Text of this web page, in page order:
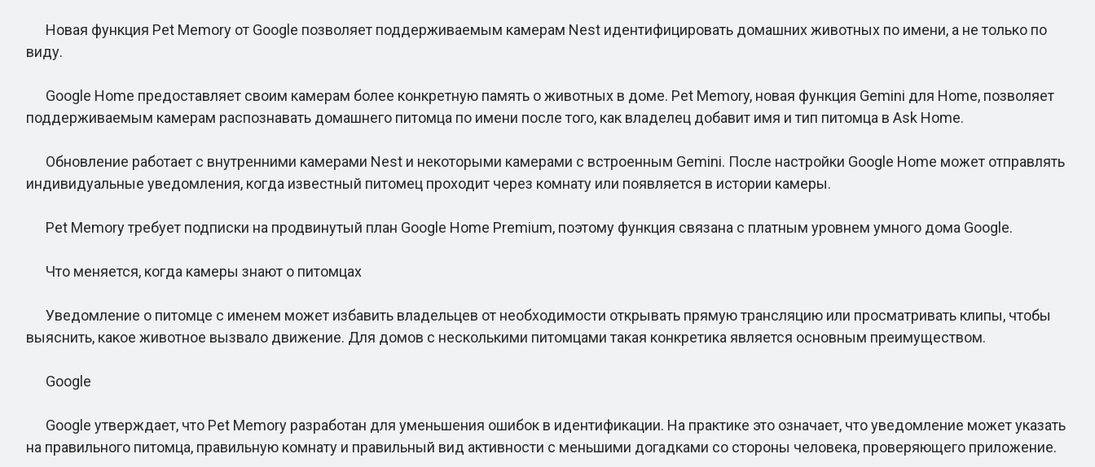
Новая функция Pet Memory от Google позволяет поддерживаемым камерам Nest идентифицировать домашних животных по имени, а не только по
виду.
Google Home предоставляет своим камерам более конкретную память о животных в доме. Pet Memory, новая функция Gemini для Home, позволяет
поддерживаемым камерам распознавать домашнего питомца по имени после того, как владелец добавит имя и тип питомца в Ask Home.
Обновление работает с внутренними камерами Nest и некоторыми камерами с встроенным Gemini. После настройки Google Home может отправлять
индивидуальные уведомления, когда известный питомец проходит через комнату или появляется в истории камеры.
Pet Memory требует подписки на продвинутый план Google Home Premium, поэтому функция связана с платным уровнем умного дома Google.
Что меняется, когда камеры знают о питомцах
Уведомление о питомце с именем может избавить владельцев от необходимости открывать прямую трансляцию или просматривать клипы, чтобы
выяснить, какое животное вызвало движение. Для домов с несколькими питомцами такая конкретика является основным преимуществом.
Google
Google утверждает, что Pet Memory разработан для уменьшения ошибок в идентификации. На практике это означает, что уведомление может указать
на правильного питомца, правильную комнату и правильный вид активности с меньшими догадками со стороны человека, проверяющего приложение.